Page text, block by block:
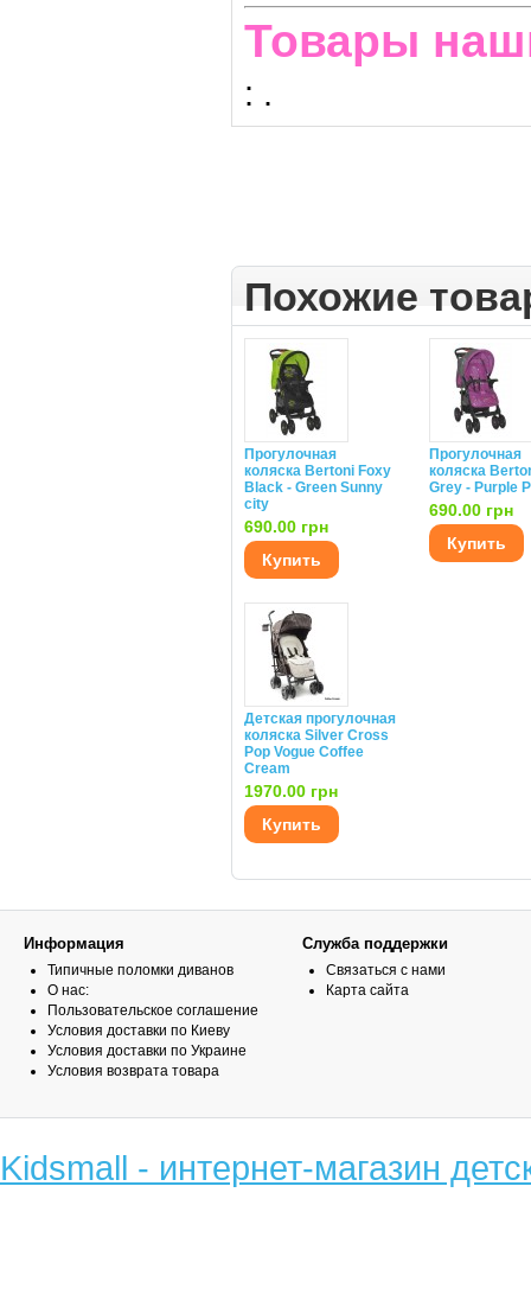
Товары
: .
Похожие
Прогулочная
коляска Bertoni Foxy
Black - Green Sunny
city
690.00 грн
Купить
Прогулочная
коляска
Grey - Purple
690.00 грн
Купить
Детская прогулочная
коляска Silver Cross
Pop Vogue Coffee
Cream
1970.00 грн
Купить
Информация
Типичные поломки диванов
О нас:
Пользовательское соглашение
Условия доставки по Киеву
Условия доставки по Украине
Условия возврата товара
Служба поддержки
Связаться с нами
Карта сайта
Kidsmall - интернет-магазин